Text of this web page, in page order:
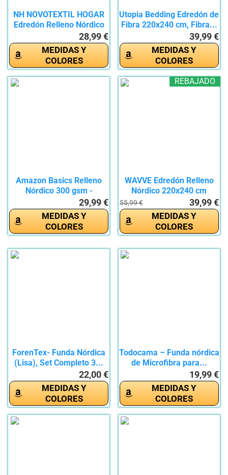
NH NOVOTEXTIL HOGAR
Edredón Relleno Nórdico
28,99 €
MEDIDAS Y
COLORES
Utopia Bedding Edredón de
Fibra 220x240 cm, Fibra...
39,99 €
MEDIDAS Y
COLORES
Amazon Basics Relleno
Nórdico 300 gsm -
29,99 €
MEDIDAS Y
COLORES
REBAJADO
WAVVE Edredón Relleno
Nórdico 220x240 cm
55,99 € 39,99 €
MEDIDAS Y
COLORES
ForenTex- Funda Nórdica
(Lisa), Set Completo 3...
22,00 €
MEDIDAS Y
COLORES
Todocama – Funda nórdica
de Microfibra para...
19,99 €
MEDIDAS Y
COLORES